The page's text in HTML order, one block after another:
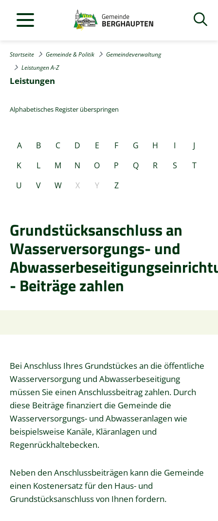
Startseite Gemeinde & Politik
Gemeindeverwaltung
Leistungen A-Z
Leistungen
Alphabetisches Register überspringen
A B C D E F G H I
J
K
L M N O P Q R S
T
U
V W X Y Z
Grundstücksanschluss an
Wasserversorgungs- und
- Beiträge zahlen
Bei Anschluss Ihres Grundstückes an die öffentliche
Wasserversorgung und Abwasserbeseitigung
müssen Sie einen Anschlussbeitrag zahlen. Durch
diese Beiträge finanziert die Gemeinde die
Wasserversorgungs- und Abwasseranlagen wie
beispielsweise Kanäle, Kläranlagen und
Regenrückhaltebecken.
Neben den Anschlussbeiträgen kann die Gemeinde
einen Kostenersatz für den Haus- und
Grundstücksanschluss von Ihnen fordern.